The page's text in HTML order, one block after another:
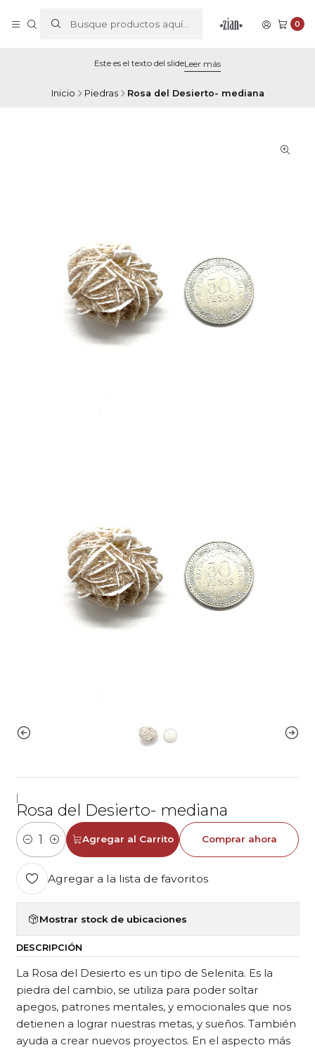
0
Este es el texto del slideLeer más
Inicio Piedras Rosa del Desierto- mediana
Rosa del Desierto- mediana
Cantidad
Agregar al Carrito Comprar ahora
Agregar a la lista de favoritos
Mostrar stock de ubicaciones
DESCRIPCIÓN
La Rosa del Desierto es un tipo de Selenita. Es la
piedra del cambio, se utiliza para poder soltar
apegos, patrones mentales, y emocionales que nos
detienen a lograr nuestras metas, y sueños. También
ayuda a crear nuevos proyectos. En el aspecto más